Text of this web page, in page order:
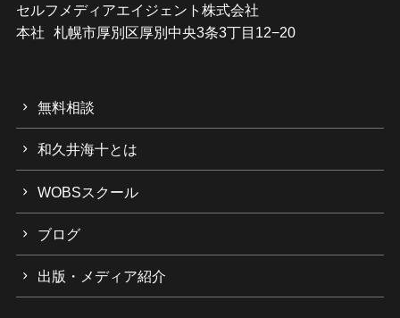
セルフメディアエイジェント株式会社
本社 札幌市厚別区厚別中央3条3丁目12−20
無料相談
和久井海十とは
WOBSスクール
ブログ
出版・メディア紹介